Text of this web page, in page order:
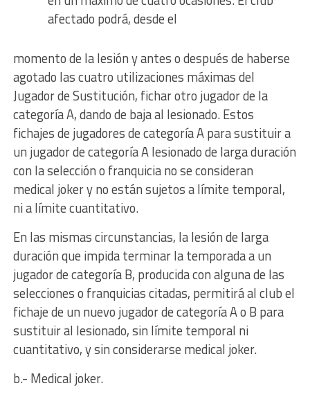
afectado podrá, desde el
momento de la lesión y antes o después de haberse
agotado las cuatro utilizaciones máximas del
Jugador de Sustitución, fichar otro jugador de la
categoría A, dando de baja al lesionado. Estos
fichajes de jugadores de categoría A para sustituir a
un jugador de categoría A lesionado de larga duración
con la selección o franquicia no se consideran
medical joker y no están sujetos a límite temporal,
ni a límite cuantitativo.
En las mismas circunstancias, la lesión de larga
duración que impida terminar la temporada a un
jugador de categoría B, producida con alguna de las
selecciones o franquicias citadas, permitirá al club el
fichaje de un nuevo jugador de categoría A o B para
sustituir al lesionado, sin límite temporal ni
cuantitativo, y sin considerarse medical joker.
b.- Medical joker.